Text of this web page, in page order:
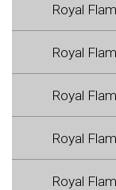
Royal
Royal
Royal
Royal
Royal